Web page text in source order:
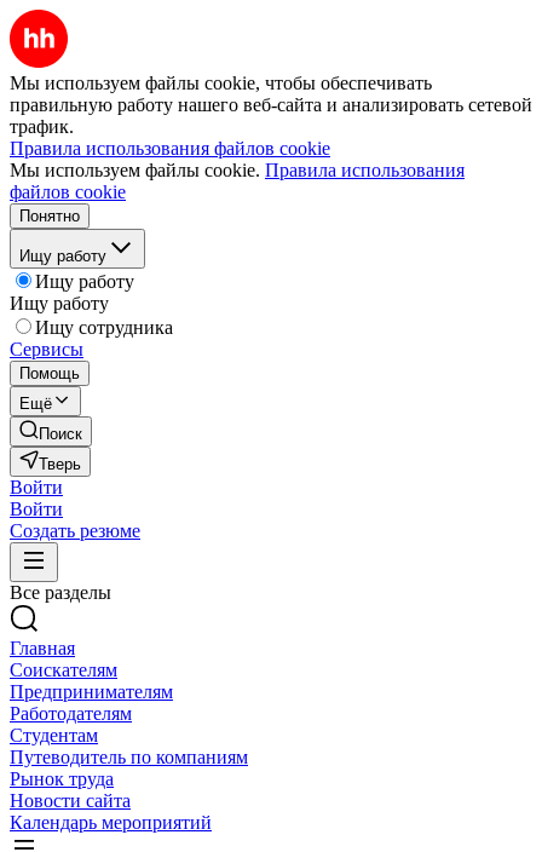
Мы используем файлы cookie, чтобы обеспечивать
правильную работу нашего веб-сайта и анализировать сетевой
трафик.
Правила использования файлов cookie
Мы используем файлы cookie. Правила использования
файлов cookie
Понятно
Ищу работу
Ищу работу
Ищу работу
Ищу сотрудника
Сервисы
Помощь
Ещё
Поиск
Тверь
Войти
Войти
Создать резюме
Все разделы
Главная
Соискателям
Предпринимателям
Работодателям
Студентам
Путеводитель по компаниям
Рынок труда
Новости сайта
Календарь мероприятий